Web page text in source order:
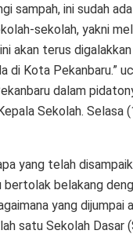
sampah, ini sudah
sekolah, yakni
akan terus
di Kota Pekanbaru.”
dalam
Sekolah. Selasa
yang telah
bertolak belakang
yang dijumpai
satu Sekolah Dasar